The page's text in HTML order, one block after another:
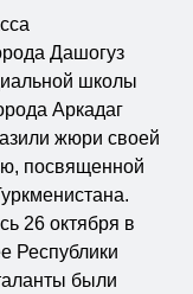
Дашогуз
школы
Аркадаг
жюри своей
посвященной
26 октября в
Республики
были